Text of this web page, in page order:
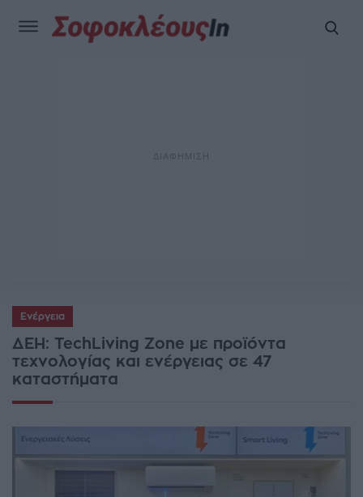
Ενέργεια
ΔΕΗ: TechLiving Zone με προϊόντα
τεχνολογίας και ενέργειας σε 47
καταστήματα